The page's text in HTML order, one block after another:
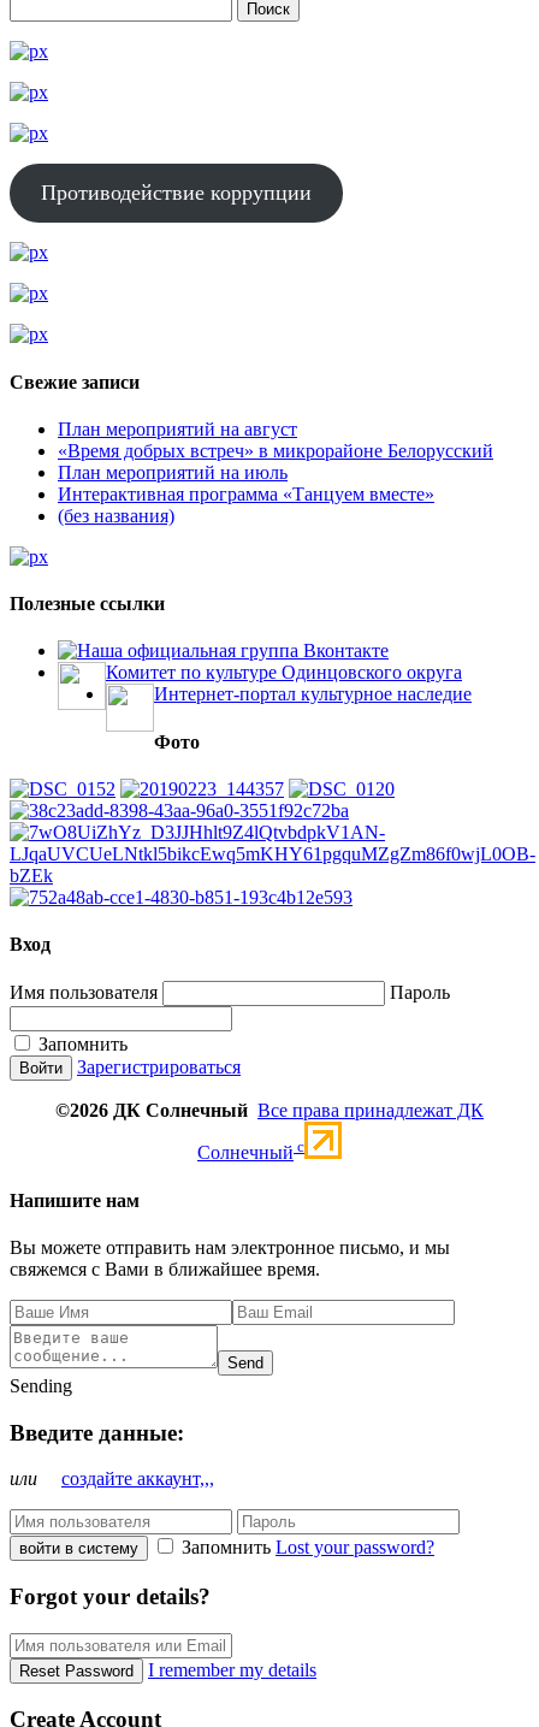
Противодействие коррупции
Свежие записи
План мероприятий на август
«Время добрых встреч» в микрорайоне Белорусский
План мероприятий на июль
Интерактивная программа «Танцуем вместе»
(без названия)
Полезные ссылки
Наша официальная группа Вконтакте
Комитет по культуре Одинцовского округа
Интернет-портал культурное наследие
Фото
Вход
Имя пользователя Пароль
Запомнить
Зарегистрироваться
©2026 ДК Солнечный Все права принадлежат ДК
Солнечный c
Напишите нам
Вы можете отправить нам электронное письмо, и мы
свяжемся с Вами в ближайшее время.
Send
Sending
Введите данные:
или создайте аккаунт,,,
войти в систему Запомнить Lost your password?
Forgot your details?
Reset Password I remember my details
Create Account